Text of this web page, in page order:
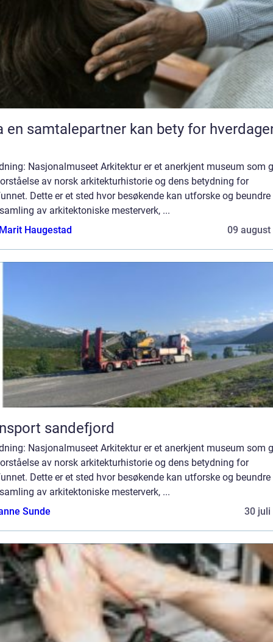
en samtalepartner kan bety for
Nasjonalmuseet Arkitektur er et anerkjent museum som
av norsk arkitekturhistorie og dens betydning for
Dette er et sted hvor besøkende kan utforske og beundre
av arkitektoniske mesterverk, ...
Haugestad
09 august
sandefjord
Nasjonalmuseet Arkitektur er et anerkjent museum som
av norsk arkitekturhistorie og dens betydning for
Dette er et sted hvor besøkende kan utforske og beundre
av arkitektoniske mesterverk, ...
Sunde
30 juli